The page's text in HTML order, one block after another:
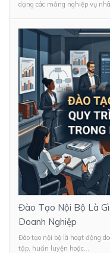
dạng các mảng nghiệp vụ
Đào Tạo Nội Bộ Là
Doanh Nghiệp
Đào tạo nội bộ là hoạt động
tập, huấn luyện hoặc...